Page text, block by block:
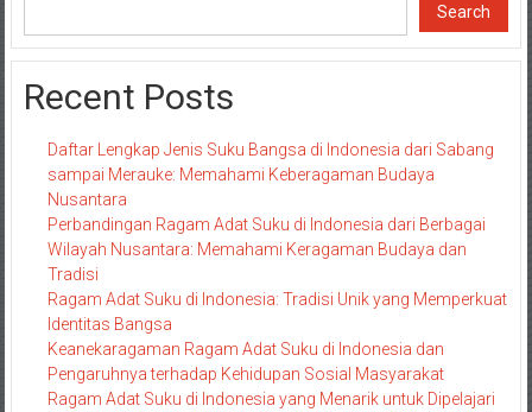
Search
Recent Posts
Daftar Lengkap Jenis Suku Bangsa di Indonesia dari Sabang
sampai Merauke: Memahami Keberagaman Budaya
Nusantara
Perbandingan Ragam Adat Suku di Indonesia dari Berbagai
Wilayah Nusantara: Memahami Keragaman Budaya dan
Tradisi
Ragam Adat Suku di Indonesia: Tradisi Unik yang Memperkuat
Identitas Bangsa
Keanekaragaman Ragam Adat Suku di Indonesia dan
Pengaruhnya terhadap Kehidupan Sosial Masyarakat
Ragam Adat Suku di Indonesia yang Menarik untuk Dipelajari